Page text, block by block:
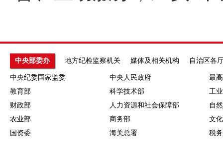
中央部委办 地方纪检监察机关 媒体及相关机构 自治区各
中央纪委国家监委 中央人民政府
最
教育部
科学技术部
工
财政部
人力资源和社会保障部
自
农业部
商务部
文
国资委
海关总署 税